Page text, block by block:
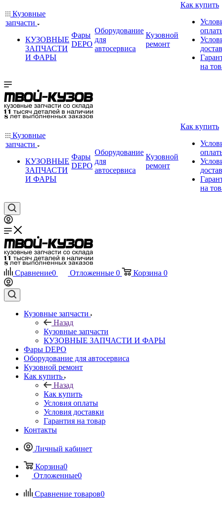
Кузовные
запчасти
КУЗОВНЫЕ
ЗАПЧАСТИ
И ФАРЫ
Фары
DEPO
Оборудование
для
автосервиса
Кузовной
ремонт
Как купить
на
Кузовные
запчасти
КУЗОВНЫЕ
ЗАПЧАСТИ
И ФАРЫ
Фары
DEPO
Оборудование
для
автосервиса
Кузовной
ремонт
Как купить
на
Сравнение0 Отложенные 0 Корзина 0
Кузовные запчасти
Назад
Кузовные запчасти
КУЗОВНЫЕ ЗАПЧАСТИ И ФАРЫ
Фары DEPO
Оборудование для автосервиса
Кузовной ремонт
Как купить
Назад
Как купить
Условия оплаты
Условия доставки
Гарантия на товар
Контакты
Личный кабинет
Корзина0
Отложенные0
Сравнение товаров0